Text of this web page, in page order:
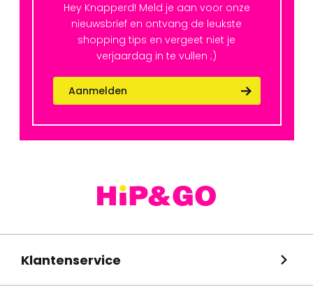
Hey Knapperd! Meld je aan voor onze
nieuwsbrief en ontvang de leukste
shopping tips en vergeet niet je
verjaardag in te vullen ;)
Aanmelden
Klantenservice